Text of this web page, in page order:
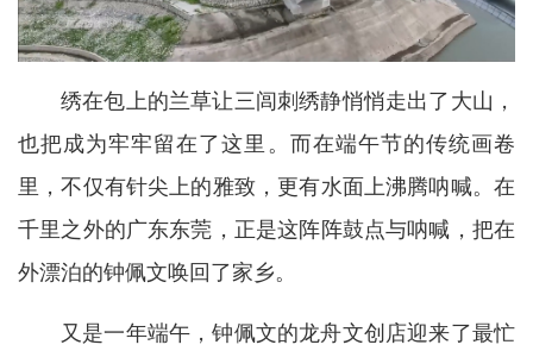
绣在包上的兰草让三闾刺绣静悄悄走出了大山，
也把成为牢牢留在了这里。而在端午节的传统画卷
里，不仅有针尖上的雅致，更有水面上沸腾呐喊。在
千里之外的广东东莞，正是这阵阵鼓点与呐喊，把在
外漂泊的钟佩文唤回了家乡。
又是一年端午，钟佩文的龙舟文创店迎来了最忙